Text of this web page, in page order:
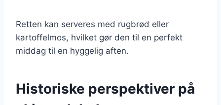
Retten kan serveres med rugbrød eller
kartoffelmos, hvilket gør den til en perfekt
middag til en hyggelig aften.
Historiske perspektiver på